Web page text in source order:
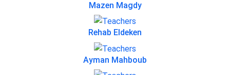
Mazen Magdy
Rehab Eldeken
Ayman Mahboub